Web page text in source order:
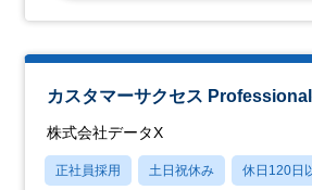
カスタマーサクセス
株式会社データX
正社員採用 土日祝休み 休日120日